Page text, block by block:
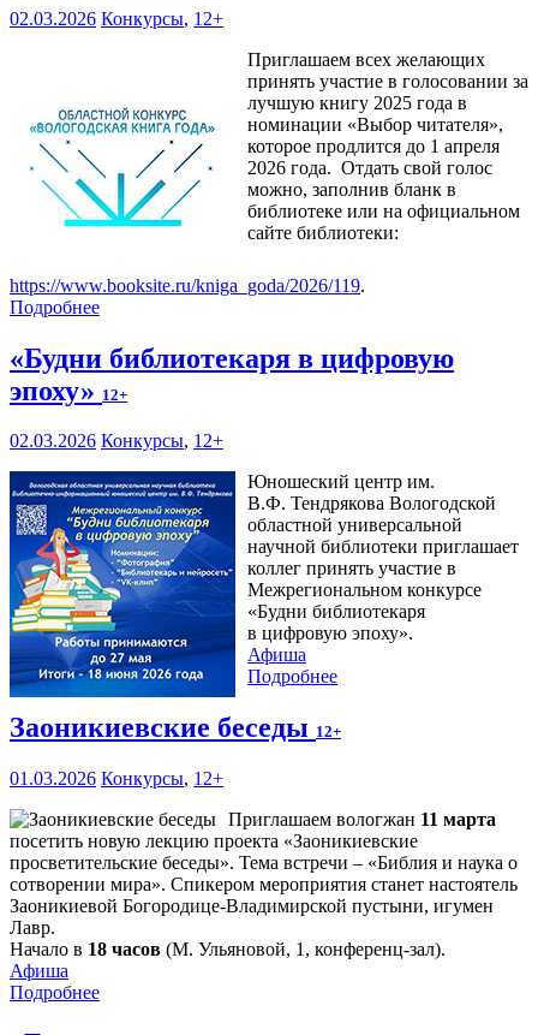
02.03.2026 Конкурсы, 12+
Приглашаем всех желающих
принять участие в голосовании за
лучшую книгу 2025 года в
номинации «Выбор читателя»,
которое продлится до 1 апреля
2026 года. Отдать свой голос
можно, заполнив бланк в
библиотеке или на официальном
сайте библиотеки:
https://www.booksite.ru/kniga_goda/2026/119.
Подробнее
«Будни библиотекаря в цифровую
эпоху» 12+
02.03.2026 Конкурсы, 12+
Юношеский центр им.
В.Ф. Тендрякова Вологодской
областной универсальной
научной библиотеки приглашает
коллег принять участие в
Межрегиональном конкурсе
«Будни библиотекаря
в цифровую эпоху».
Афиша
Подробнее
Заоникиевские беседы 12+
01.03.2026 Конкурсы, 12+
Приглашаем вологжан 11 марта
посетить новую лекцию проекта «Заоникиевские
просветительские беседы». Тема встречи – «Библия и наука о
сотворении мира». Спикером мероприятия станет настоятель
Заоникиевой Богородице-Владимирской пустыни, игумен
Лавр.
Начало в 18 часов (М. Ульяновой, 1, конференц-зал).
Афиша
Подробнее